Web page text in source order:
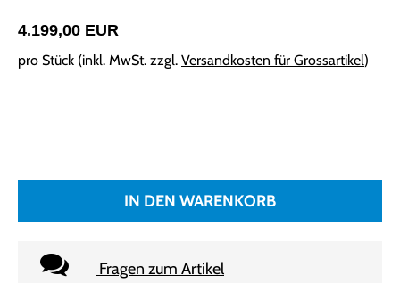
4.199,00 EUR
pro Stück (inkl. MwSt. zzgl. Versandkosten für Grossartikel)
IN DEN WARENKORB
Fragen zum Artikel